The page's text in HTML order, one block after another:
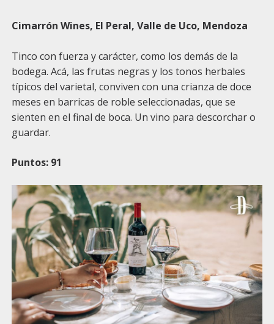
Cimarrón Wines, El Peral, Valle de Uco, Mendoza
Tinco con fuerza y carácter, como los demás de la
bodega. Acá, las frutas negras y los tonos herbales
típicos del varietal, conviven con una crianza de doce
meses en barricas de roble seleccionadas, que se
sienten en el final de boca. Un vino para descorchar o
guardar.
Puntos: 91